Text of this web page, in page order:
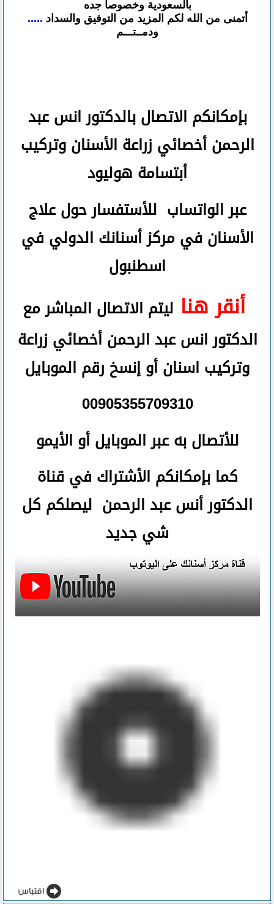
بالسعودية وخصوصاً جده
أتمنى من الله لكم المزيد من التوفيق والسداد .....
ودمــتـــم
بإمكانكم الاتصال بالدكتور انس عبد
الرحمنأخصائي زراعة الأسنان وتركيب
أبتسامة هوليود
عبر الواتساب للأستفسار حول علاج
الأسنان في مركز أسنانك الدولي في
اسطنبول
أنقر هنا ليتم الاتصال المباشر مع
الدكتور انس عبد الرحمن أخصائي زراعة
وتركيب اسنانأوإنسخ رقم الموبايل
00905355709310
للأتصالبه عبر الموبايل أو الأيمو
كما بإمكانكم الأشتراك في قناة
الدكتور أنس عبد الرحمن ليصلكم كل
شي جديد